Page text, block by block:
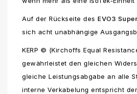
Auf der Rückseite des EVO3
sich acht unabhängige
KERP © (Kirchoffs Equal
gewährleistet den gleichen
gleiche Leistungsabgabe an alle
interne Verkabelung entspricht